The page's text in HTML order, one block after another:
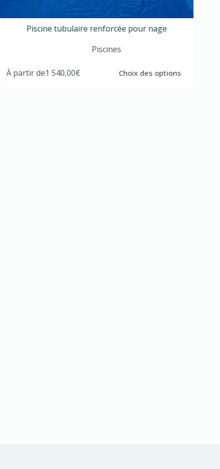
Piscine tubulaire renforcée pour nage
Piscines
À partir de1 540,00€ Choix des options